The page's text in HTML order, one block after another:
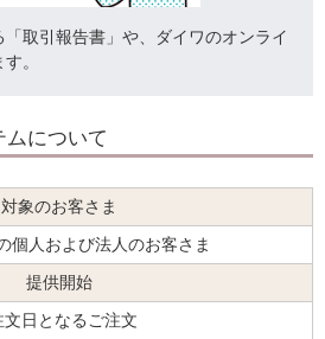
取引報告書」や、ダイワのオンライ
。
ムについて
対象のお客さま
個人および法人のお客さま
提供開始
日となるご注文